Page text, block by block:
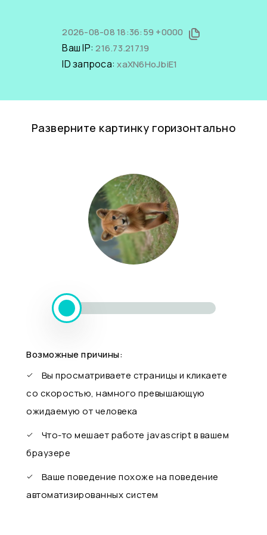
2026-08-08 18:36:59 +0000
Ваш IP:216.73.217.19
ID запроса:xaXN6HoJbiE1
Разверните картинку горизонтально
Возможные причины:
Вы просматриваете страницы и кликаете
со скоростью, намного превышающую
ожидаемую от человека
Что-то мешает работе javascript в вашем
браузере
Ваше поведение похоже на поведение
автоматизированных систем